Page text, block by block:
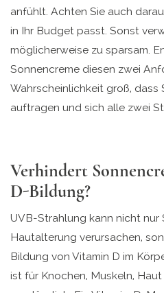
anfühlt. Achten Sie auch
in Ihr Budget passt. Sonst
möglicherweise zu sparsam.
Sonnencreme diesen zwei
Wahrscheinlichkeit groß, dass
auftragen und sich alle zwei
Verhindert
D-Bildung?
UVB-Strahlung kann nicht nur
Hautalterung verursachen,
Bildung von Vitamin D im
ist für Knochen, Muskeln,